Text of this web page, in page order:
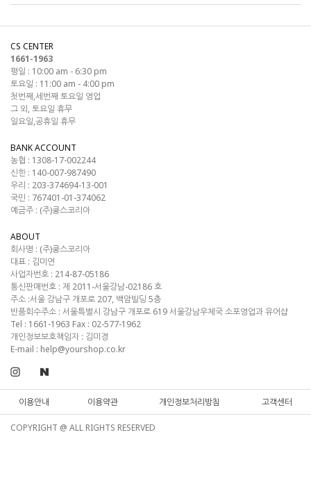
CS CENTER
1661-1963
평일 : 10:00 am - 6:30 pm
토요일 : 11:00 am - 4:00 pm
첫번째,세번째 토요일 영업
그 외, 토요일 휴무
일요일,공휴일 휴무
BANK ACCOUNT
농협 : 1308-17-002244
신한 : 140-007-987490
우리 : 203-374694-13-001
국민 : 767401-01-374062
예금주 : (주)쿵스코리아
ABOUT
회사명 : (주)쿵스코리아
대표 : 김미연
사업자번호 : 214-87-05186
통신판매번호 : 제 2011-서울강남-02186 호
주소 :서울 강남구 개포로 207, 백암빌딩 5층
반품회수주소 : 서울특별시 강남구 개포로 619 서울강남우체국 소포영업과 유어샵
Tel : 1661-1963 Fax : 02-577-1962
개인정보보호책임자 : 김미경
E-mail : help@yourshop.co.kr
이용안내 이용약관 개인정보처리방침 고객센터
COPYRIGHT @ ALL RIGHTS RESERVED